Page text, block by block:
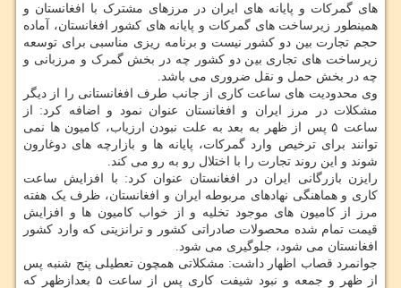
های گمرکات و پایانه های ایران در مرزهای مشترک با افغانستان و
همینطور زیرساخت های گمرکات و پایانه های کشور افغانستان، آماده
حجم تجارت بین دو کشور نیست و برنامه ریزی مناسبی برای توسعه
زیرساخت های تجاری بین دو کشور چه در بخش گمرک و مرزبانی و
چه در بخش حمل و نقل ضروری می باشد.
وی محدودیت های ساعت کاری از جانب طرف افغانستانی را از دیگر
مشکلات در مرز ایران و افغانستان عنوان نمود و اضافه کرد: از
ساعت ۵ پس از ظهر به بعد به علت نبودن ارزیاب، کامیون ها نمی
توانند برای ترخیص وارد گمرکات، پایانه ها و بازارچه های دوغارون
شوند و این روند تجارت را با اختلال رو به رو می کند.
رایزن بازرگانی ایران در افغانستان عنوان کرد: با افزایش ساعت
کاری و هماهنگی نهادهای مربوطه ایران و افغانستان، ظرف یک هفته
مرز از کامیون های موجود تخلیه و از خواب کامیون ها و افزایش
قیمت تمام شده محصولات صادراتی کشور و ترانزیتی که وارد کشور
افغانستان می شود، جلوگیری می شود.
جوانمرد قصاب اظهار داشت: مشکلاتی همچون تعطیلی پنج شنبه پس
از ظهر و جمعه و نبود شیفت کاری پس از ساعت ۵ بعدازظهر که